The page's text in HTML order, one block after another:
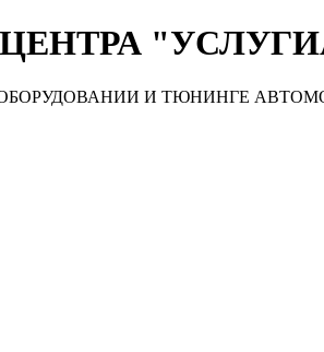
И ТЮНИНГЕ